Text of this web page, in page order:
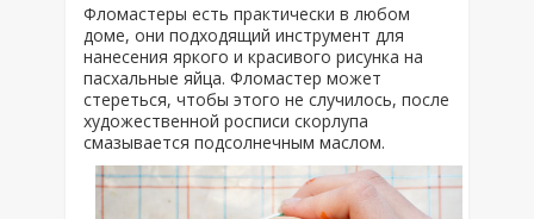
Фломастеры есть практически в любом
доме, они подходящий инструмент для
нанесения яркого и красивого рисунка на
пасхальные яйца. Фломастер может
стереться, чтобы этого не случилось, после
художественной росписи скорлупа
смазывается подсолнечным маслом.